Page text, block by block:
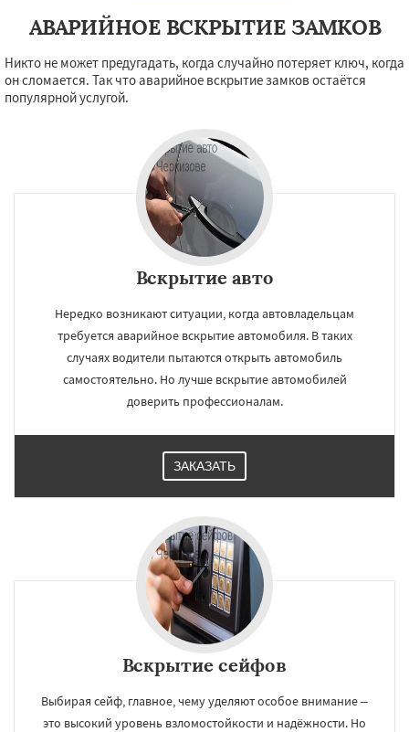
АВАРИЙНОЕ ВСКРЫТИЕ ЗАМКОВ
Никто не может предугадать, когда случайно потеряет ключ, когда
он сломается. Так что аварийное вскрытие замков остаётся
популярной услугой.
Вскрытие авто
Нередко возникают ситуации, когда автовладельцам
требуется аварийное вскрытие автомобиля. В таких
случаях водители пытаются открыть автомобиль
самостоятельно. Но лучше вскрытие автомобилей
доверить профессионалам.
ЗАКАЗАТЬ
Вскрытие сейфов
Выбирая сейф, главное, чему уделяют особое внимание –
это высокий уровень взломостойкости и надёжности. Но